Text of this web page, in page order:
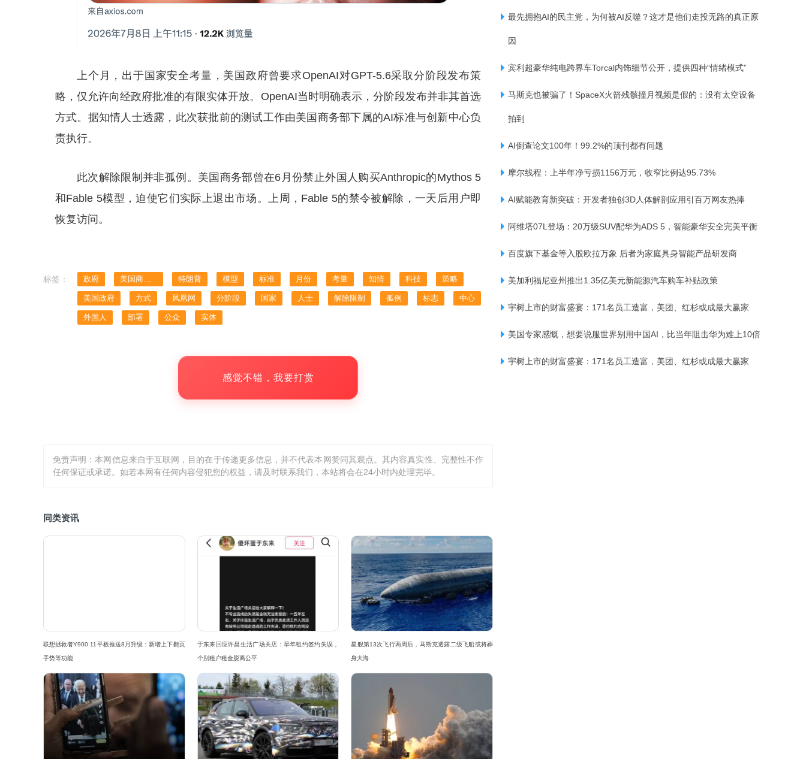
上个月，出于国家安全考量，美国政府曾要求OpenAI对GPT-5.6采取分阶段发布策
略，仅允许向经政府批准的有限实体开放。OpenAI当时明确表示，分阶段发布并非其首选
方式。据知情人士透露，此次获批前的测试工作由美国商务部下属的AI标准与创新中心负
责执行。
此次解除限制并非孤例。美国商务部曾在6月份禁止外国人购买Anthropic的Mythos 5
和Fable 5模型，迫使它们实际上退出市场。上周，Fable 5的禁令被解除，一天后用户即
恢复访问。
标签： 政府 美国商务部 特朗普 模型 标准 月份 考量 知情 科技 策略
美国政府 方式 凤凰网 分阶段 国家 人士 解除限制 孤例 标志 中心
外国人 部署 公众 实体
感觉不错，我要打赏
免责声明：本网信息来自于互联网，目的在于传递更多信息，并不代表本网赞同其观点。其内容真实性、完整性不作
任何保证或承诺。如若本网有任何内容侵犯您的权益，请及时联系我们，本站将会在24小时内处理完毕。
同类资讯
联想拯救者Y900 11平板推送8月升级：新增上下翻页
手势等功能
于东来回应许昌生活广场关店：早年租约签约失误，
个别租户租金脱离公平
星舰第13次飞行两周后，马斯克透露二级飞船或将葬
身大海
最先拥抱AI的民主党，为何被AI反噬？这才是他们走投无路的真正原
因
宾利超豪华纯电跨界车Torcal内饰细节公开，提供四种“情绪模式”
马斯克也被骗了！SpaceX火箭残骸撞月视频是假的：没有太空设备
拍到
AI倒查论文100年！99.2%的顶刊都有问题
摩尔线程：上半年净亏损1156万元，收窄比例达95.73%
AI赋能教育新突破：开发者独创3D人体解剖应用引百万网友热捧
阿维塔07L登场：20万级SUV配华为ADS 5，智能豪华安全完美平衡
百度旗下基金等入股欧拉万象 后者为家庭具身智能产品研发商
美加利福尼亚州推出1.35亿美元新能源汽车购车补贴政策
宇树上市的财富盛宴：171名员工造富，美团、红杉或成最大赢家
美国专家感慨，想要说服世界别用中国AI，比当年阻击华为难上10倍
宇树上市的财富盛宴：171名员工造富，美团、红杉或成最大赢家